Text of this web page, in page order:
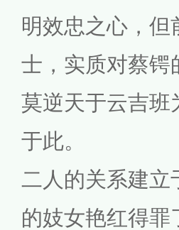
明效忠之心，
士，实质对蔡锷
莫逆天于云吉班
于此。
二人的关系建立
的妓女艳红得